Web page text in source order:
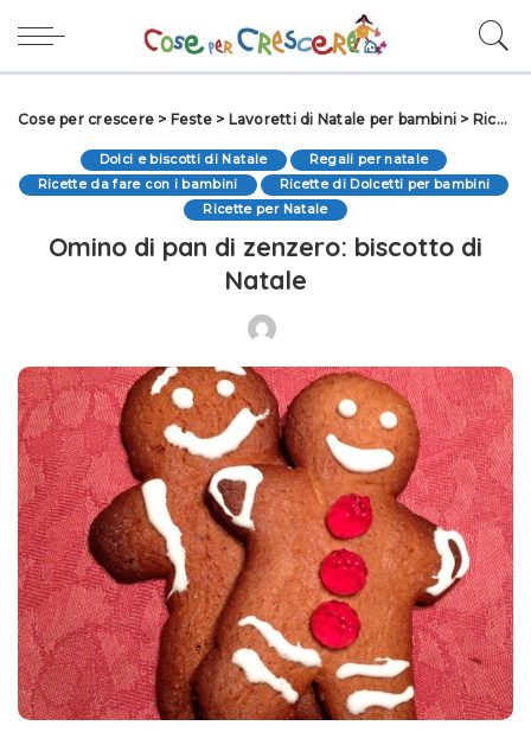
Cose per crescere > Feste > Lavoretti di Natale per bambini > Ricette per Natale
Dolci e biscotti di Natale
Regali per natale
Ricette da fare con i bambini
Ricette di Dolcetti per bambini
Ricette per Natale
Omino di pan di zenzero: biscotto di
Natale